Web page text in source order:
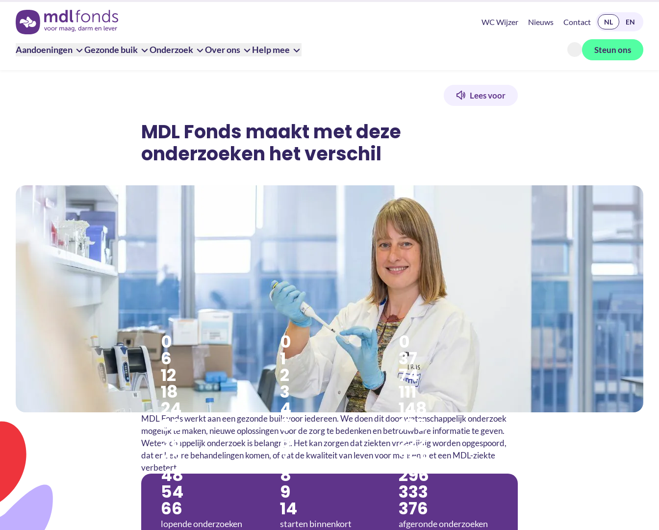
Terug naar de homepage
WC Wijzer Nieuws Contact READ IN ENGLISH
NL EN
Aandoeningen Gezonde buik Onderzoek Over ons Help mee
Zoeken openen
Steun ons
Lees voor
MDL Fonds maakt met deze
onderzoeken het verschil
MDL Fonds werkt aan een gezonde buik voor iedereen. We doen dit door wetenschappelijk onderzoek
mogelijk te maken, nieuwe oplossingen voor de zorg te bedenken en betrouwbare informatie te geven.
Wetenschappelijk onderzoek is belangrijk. Het kan zorgen dat ziekten vroegtijdig worden opgespoord,
dat er betere behandelingen komen, of dat de kwaliteit van leven voor mensen met een MDL-ziekte
verbetert.
0
6
12
18
24
30
36
42
48
54
66
lopende onderzoeken
0
1
2
3
4
5
6
7
8
9
14
starten binnenkort
0
37
74
111
148
185
222
259
296
333
376
afgeronde onderzoeken